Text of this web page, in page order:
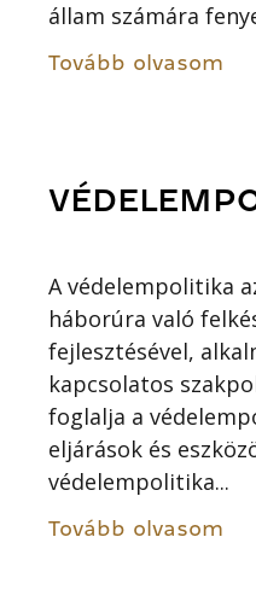
állam számára
Tovább olvasom
A védelempolitika
háborúra való
fejlesztésével,
kapcsolatos
foglalja a
eljárások és
védelempolitika...
Tovább olvasom